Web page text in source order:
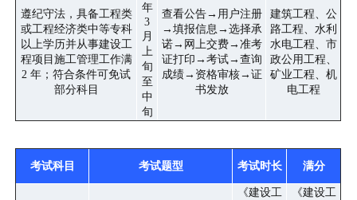
遵纪守法，具备工程类
或工程经济类中等专科
以上学历并从事建设工
程项目施工管理工作满
2 年；符合条件可免试
部分科目
年
3
月
上
旬
至
中
旬
查看公告→用户注册
→填报信息→选择承
诺→网上交费→准考
证打印→考试→查询
成绩→资格审核→证
书发放
建筑工程、公
路工程、水利
水电工程、市
政公用工程、
矿业工程、机
电工程
考试科目 考试题型 考试时长 满分
《建设工
《建设工